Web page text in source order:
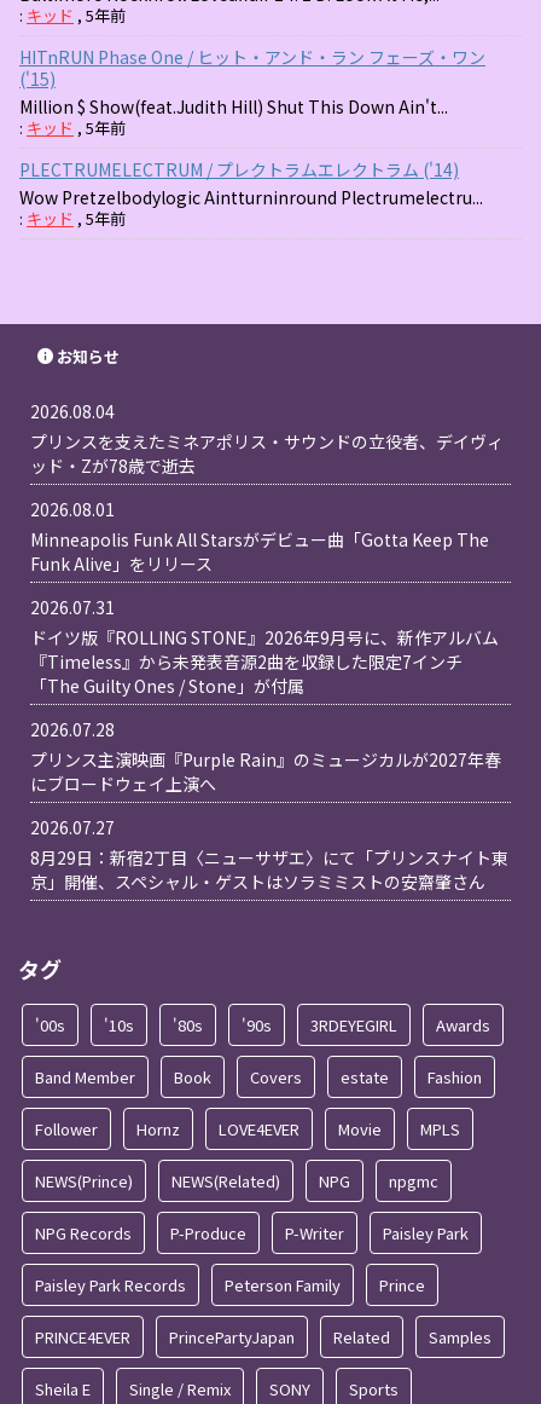
: キッド , 5年前
HITnRUN Phase One / ヒット・アンド・ラン フェーズ・ワン
('15)
Million $ Show(feat.Judith Hill) Shut This Down Ain't...
: キッド , 5年前
PLECTRUMELECTRUM / プレクトラムエレクトラム ('14)
Wow Pretzelbodylogic Aintturninround Plectrumelectru...
: キッド , 5年前
お知らせ
2026.08.04
プリンスを支えたミネアポリス・サウンドの立役者、デイヴィ
ッド・Zが78歳で逝去
2026.08.01
Minneapolis Funk All Starsがデビュー曲「Gotta Keep The
Funk Alive」をリリース
2026.07.31
ドイツ版『ROLLING STONE』2026年9月号に、新作アルバム
『Timeless』から未発表音源2曲を収録した限定7インチ
「The Guilty Ones / Stone」が付属
2026.07.28
プリンス主演映画『Purple Rain』のミュージカルが2027年春
にブロードウェイ上演へ
2026.07.27
8月29日：新宿2丁目〈ニューサザエ〉にて「プリンスナイト東
京」開催、スペシャル・ゲストはソラミミストの安齋肇さん
タグ
'00s '10s '80s '90s 3RDEYEGIRL Awards
Band Member Book Covers estate Fashion
Follower Hornz LOVE4EVER Movie MPLS
NEWS(Prince) NEWS(Related) NPG npgmc
NPG Records P-Produce P-Writer Paisley Park
Paisley Park Records Peterson Family Prince
PRINCE4EVER PrincePartyJapan Related Samples
Sheila E Single / Remix SONY Sports